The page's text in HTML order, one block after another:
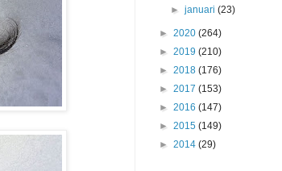
►januari(23)
► 2020 (264)
► 2019 (210)
► 2018 (176)
► 2017 (153)
► 2016 (147)
► 2015 (149)
► 2014 (29)